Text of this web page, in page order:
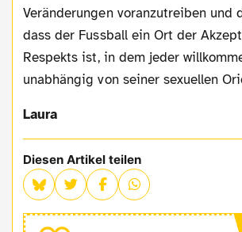
Veränderungen voranzutreiben und
dass der Fussball ein Ort der
Respekts ist, in dem jeder
unabhängig von seiner sexuellen
Laura
Diesen Artikel teilen